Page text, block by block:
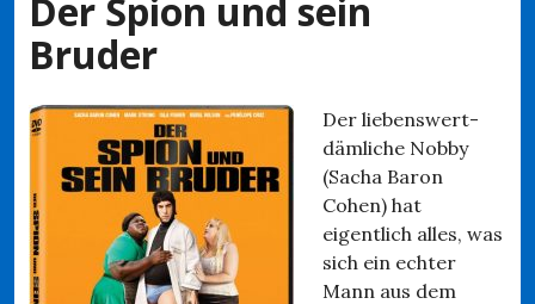
Der Spion und sein
Bruder
Der liebenswert-
dämliche Nobby
(Sacha Baron
Cohen) hat
eigentlich alles, was
sich ein echter
Mann aus dem